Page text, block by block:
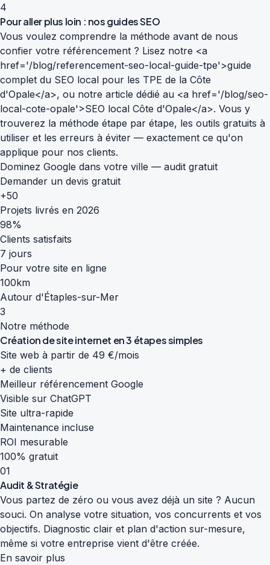
4
Pour aller plus loin : nos guides SEO
Vous voulez comprendre la méthode avant de nous
confier votre référencement ? Lisez notre <a
href='/blog/referencement-seo-local-guide-tpe'>guide
complet du SEO local pour les TPE de la Côte
d'Opale</a>, ou notre article dédié au <a href='/blog/seo-
local-cote-opale'>SEO local Côte d'Opale</a>. Vous y
trouverez la méthode étape par étape, les outils gratuits à
utiliser et les erreurs à éviter — exactement ce qu'on
applique pour nos clients.
Dominez Google dans votre ville — audit gratuit
Demander un devis gratuit
+50
Projets livrés en 2026
98%
Clients satisfaits
7 jours
Pour votre site en ligne
100km
Autour d'Étaples-sur-Mer
3
Notre méthode
Création de site internet en3 étapes simples
Site web à partir de 49 €/mois
+ de clients
Meilleur référencement Google
Visible sur ChatGPT
Site ultra-rapide
Maintenance incluse
ROI mesurable
100% gratuit
01
Audit & Stratégie
Vous partez de zéro ou vous avez déjà un site ? Aucun
souci. On analyse votre situation, vos concurrents et vos
objectifs. Diagnostic clair et plan d'action sur-mesure,
même si votre entreprise vient d'être créée.
En savoir plus